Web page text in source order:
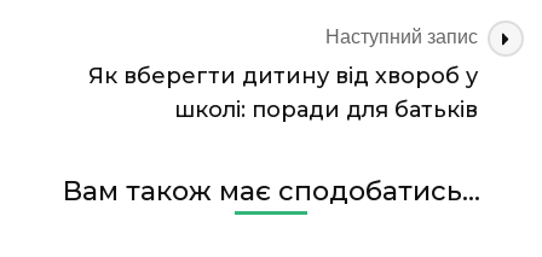
Наступний запис
Як вберегти дитину від хвороб у
школі: поради для батьків
Вам також має сподобатись...